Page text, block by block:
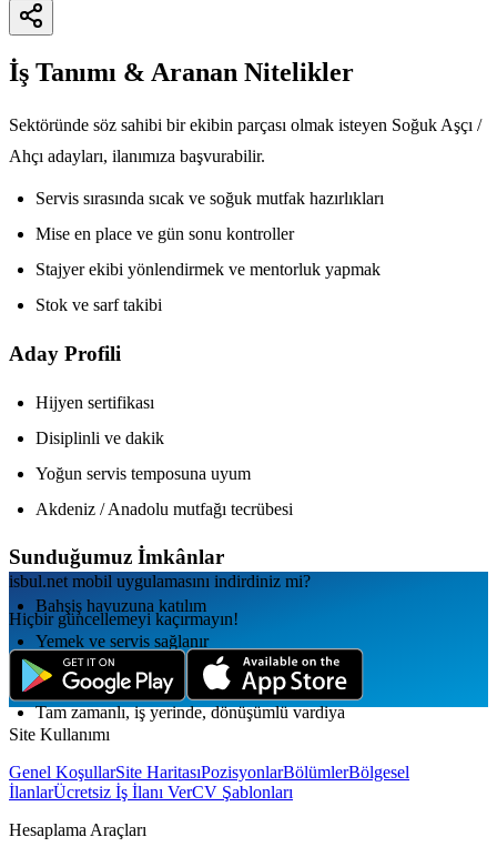
İş Tanımı & Aranan Nitelikler
Sektöründe söz sahibi bir ekibin parçası olmak isteyen Soğuk Aşçı /
Ahçı adayları, ilanımıza başvurabilir.
Servis sırasında sıcak ve soğuk mutfak hazırlıkları
Mise en place ve gün sonu kontroller
Stajyer ekibi yönlendirmek ve mentorluk yapmak
Stok ve sarf takibi
Aday Profili
Hijyen sertifikası
Disiplinli ve dakik
Yoğun servis temposuna uyum
Akdeniz / Anadolu mutfağı tecrübesi
Sunduğumuz İmkânlar
Bahşiş havuzuna katılım
Yemek ve servis sağlanır
Düzenli izin günleri
Tam zamanlı, iş yerinde, dönüşümlü vardiya
isbul.net mobil uygulamаsını indirdiniz mi?
Hiçbir güncellemeyi kaçırmayın!
Site Kullanımı
Genel KoşullarSite HaritasıPozisyonlarBölümlerBölgesel
İlanlarÜcretsiz İş İlanı VerCV Şablonları
Hesaplama Araçları